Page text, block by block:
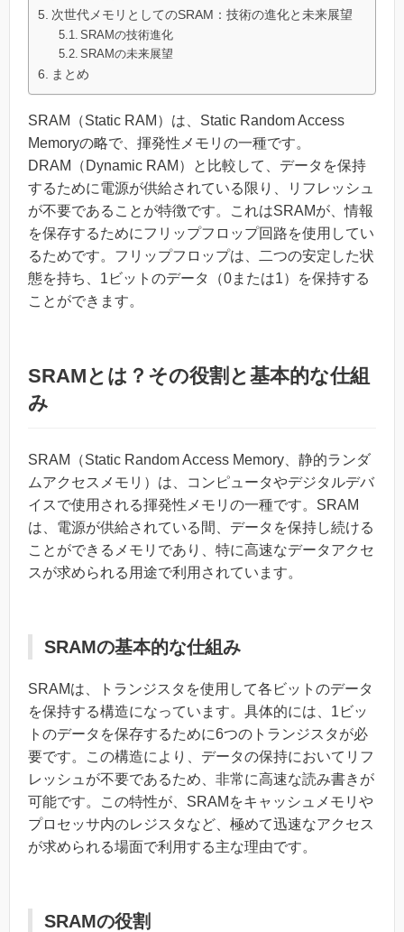
次世代メモリとしてのSRAM：技術の進化と未来展望
SRAMの技術進化
SRAMの未来展望
まとめ
SRAM（Static RAM）は、Static Random Access
Memoryの略で、揮発性メモリの一種です。
DRAM（Dynamic RAM）と比較して、データを保持
するために電源が供給されている限り、リフレッシュ
が不要であることが特徴です。これはSRAMが、情報
を保存するためにフリップフロップ回路を使用してい
るためです。フリップフロップは、二つの安定した状
態を持ち、1ビットのデータ（0または1）を保持する
ことができます。
SRAMとは？その役割と基本的な仕組
み
SRAM（Static Random Access Memory、静的ランダ
ムアクセスメモリ）は、コンピュータやデジタルデバ
イスで使用される揮発性メモリの一種です。SRAM
は、電源が供給されている間、データを保持し続ける
ことができるメモリであり、特に高速なデータアクセ
スが求められる用途で利用されています。
SRAMの基本的な仕組み
SRAMは、トランジスタを使用して各ビットのデータ
を保持する構造になっています。具体的には、1ビッ
トのデータを保存するために6つのトランジスタが必
要です。この構造により、データの保持においてリフ
レッシュが不要であるため、非常に高速な読み書きが
可能です。この特性が、SRAMをキャッシュメモリや
プロセッサ内のレジスタなど、極めて迅速なアクセス
が求められる場面で利用する主な理由です。
SRAMの役割